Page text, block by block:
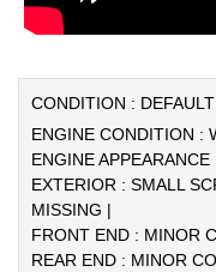
CONDITION : DEFAULT
ENGINE CONDITION :
ENGINE
EXTERIOR : SMALL
MISSING |
FRONT END : MINOR
REAR END : MINOR